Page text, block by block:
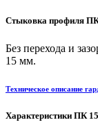
Стыковка профиля
Без перехода и
15 мм.
Техническое описание
Характеристики ПК